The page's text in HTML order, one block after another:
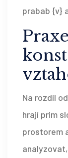
prabab {v}
Na rozdíl
hrají prim
prostorem